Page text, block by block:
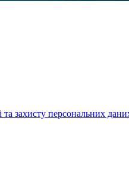
та захисту персональних